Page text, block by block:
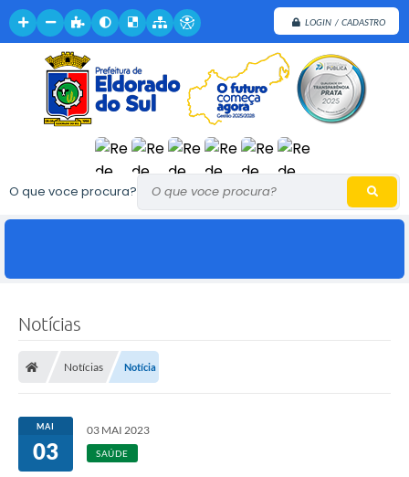
LOGIN / CADASTRO
O que voce procura?
Notícias
Notícias Notícia
MAI
03
03 MAI 2023
SAÚDE